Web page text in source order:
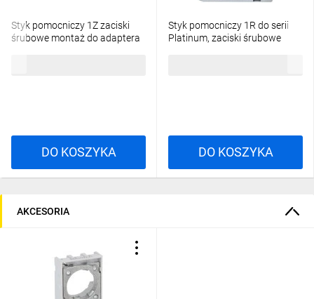
Styk pomocniczy 1Z zaciski
śrubowe montaż do adaptera
DO KOSZYKA
Styk pomocniczy 1R do serii
Platinum, zaciski śrubowe
DO KOSZYKA
AKCESORIA